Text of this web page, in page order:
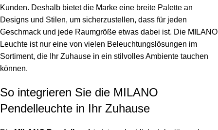
Kunden. Deshalb bietet die Marke eine breite Palette an
Designs und Stilen, um sicherzustellen, dass für jeden
Geschmack und jede Raumgröße etwas dabei ist. Die MILANO
Leuchte ist nur eine von vielen Beleuchtungslösungen im
Sortiment, die Ihr Zuhause in ein stilvolles Ambiente tauchen
können.
So integrieren Sie die MILANO
Pendelleuchte in Ihr Zuhause